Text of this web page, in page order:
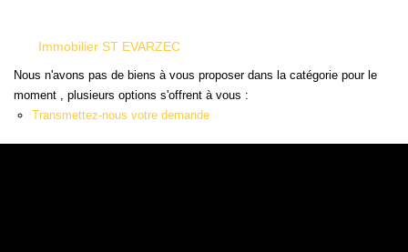
Notre Équipe
Immobilier ST EVARZEC
Nous n'avons pas de biens à vous proposer dans la catégorie pour le
moment , plusieurs options s'offrent à vous :
Transmettez-nous votre demande